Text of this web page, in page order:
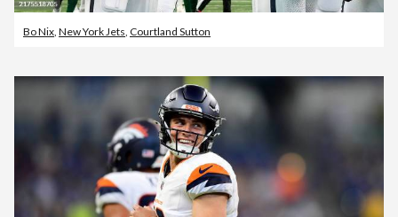
Bo Nix, New York Jets, Courtland Sutton